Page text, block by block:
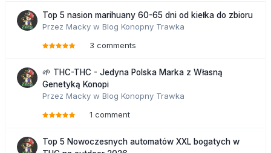
Top 5 nasion marihuany 60-65 dni od kiełka do zbioru
Przez Macky w Blog Konopny Trawka
3 comments
🌱 THC-THC - Jedyna Polska Marka z Własną
Genetyką Konopi
Przez Macky w Blog Konopny Trawka
1 comment
Top 5 Nowoczesnych automatów XXL bogatych w